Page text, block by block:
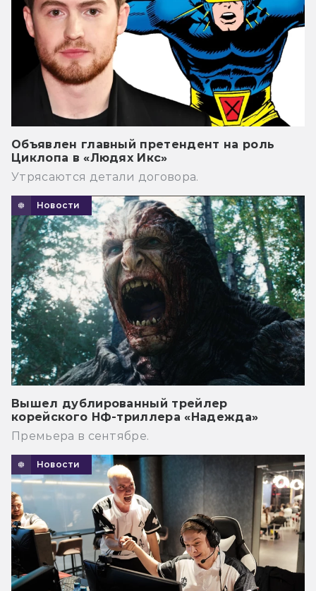
Объявлен главный претендент на роль
Циклопа в «Людях Икс»
Утрясаются детали договора.
Новости
Вышел дублированный трейлер
корейского НФ-триллера «Надежда»
Премьера в сентябре.
Новости